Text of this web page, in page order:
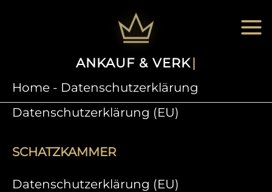
ANKAUF & VERKAUF
Home - Datenschutzerklärung
Datenschutzerklärung (EU)
SCHATZKAMMER
Datenschutzerklärung (EU)